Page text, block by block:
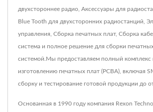
двухстороннее радио, Аксессуары для
Blue Tooth для двухсторонних радиостанций,
управления, Сборка печатных плат, Сборка
система и полное решение для сборки
системой.Мы предоставляем полный комплекс
изготовлению печатных плат (PCBA), включая
сборку и тестирование готовой продукции до
Основанная в 1990 году компания Rexon